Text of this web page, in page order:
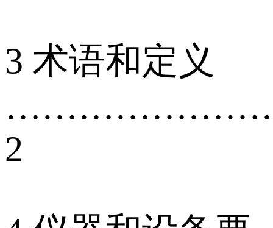
3 术语和定义
2